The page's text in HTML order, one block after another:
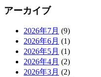
アーカイブ
2026年7月 (9)
2026年6月 (1)
2026年5月 (1)
2026年4月 (2)
2026年3月 (2)